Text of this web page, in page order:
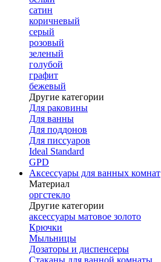
сатин
коричневый
серый
розовый
зеленый
голубой
графит
бежевый
Другие категории
Для раковины
Для ванны
Для поддонов
Для писсуаров
Ideal Standard
GPD
Аксессуары для ванных комнат
Материал
оргстекло
Другие категории
аксессуары матовое золото
Крючки
Мыльницы
Дозаторы и диспенсеры
Стаканы для ванной комнаты